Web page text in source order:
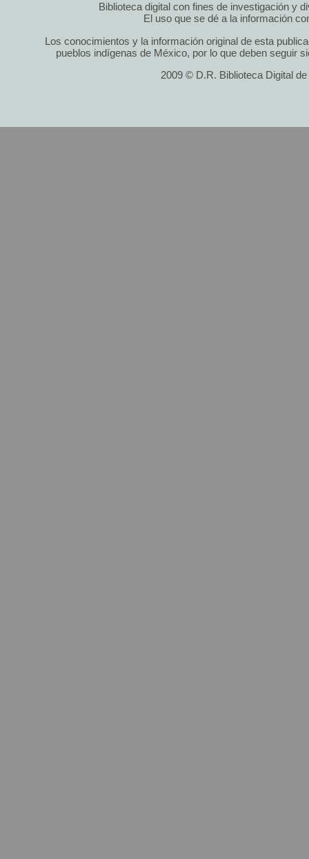
Biblioteca digital con fines de investigación y
El uso que se dé a la información
Los conocimientos y la información original de esta
pueblos indígenas de México, por lo que deben seguir
2009 © D.R. Biblioteca Digital